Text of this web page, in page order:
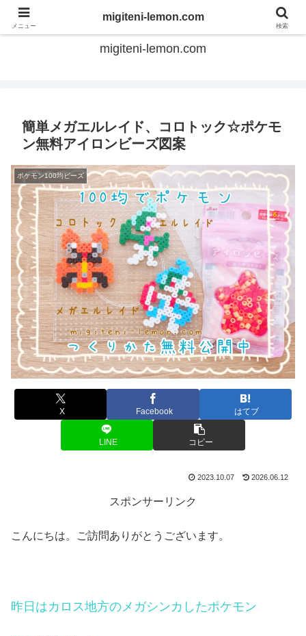
てのひらアイロンビーズ
migiteni-lemon.com
簡単メガエルレイド、コロトック☆ポケモ
ン無料アイロンビーズ図案
ポケモン100均ビーズ
X Facebook はてブ
LINE コピー
2023.10.07 2026.06.12
スポンサーリンク
こんにちは。ご訪問ありがとうございます。
昨日はカロス地方のメガシンカしたポケモン
メニュー
migiteni-lemon.com
検索